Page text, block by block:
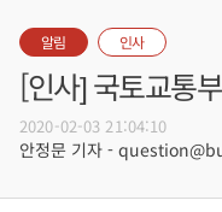
알림 인사
[인사] 국토교통부
2020-02-03 21:04:10
안정문 기자 -